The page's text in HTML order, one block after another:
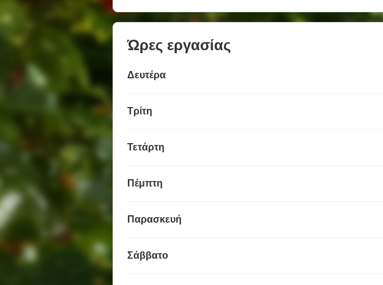
Ώρες εργασίας
Δευτέρα
Τρίτη
Τετάρτη
Πέμπτη
Παρασκευή
Σάββατο